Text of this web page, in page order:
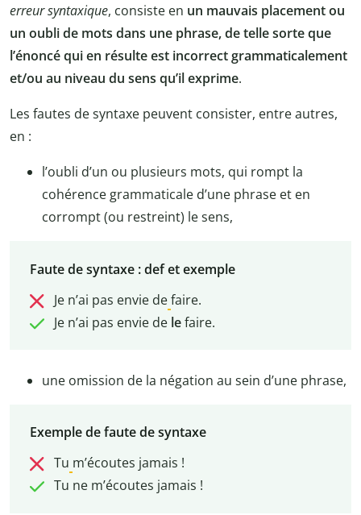
erreur syntaxique, consiste en un mauvais placement ou
un oubli de mots dans une phrase, de telle sorte que
l’énoncé qui en résulte est incorrect grammaticalement
et/ou au niveau du sens qu’il exprime.
Les fautes de syntaxe peuvent consister, entre autres,
en :
l’oubli d’un ou plusieurs mots, qui rompt la
cohérence grammaticale d’une phrase et en
corrompt (ou restreint) le sens,
Faute de syntaxe : def et exemple
Je n’ai pas envie defaire.
Je n’ai pas envie de lefaire.
une omission de la négation au sein d’une phrase,
Exemple de faute de syntaxe
Tu m’écoutes jamais !
Tu ne m’écoutes jamais !